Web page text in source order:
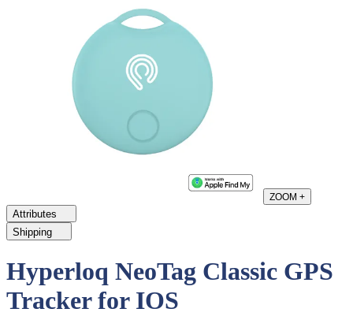
ZOOM +
Attributes
Shipping
Hyperloq NeoTag Classic GPS
Tracker for IOS